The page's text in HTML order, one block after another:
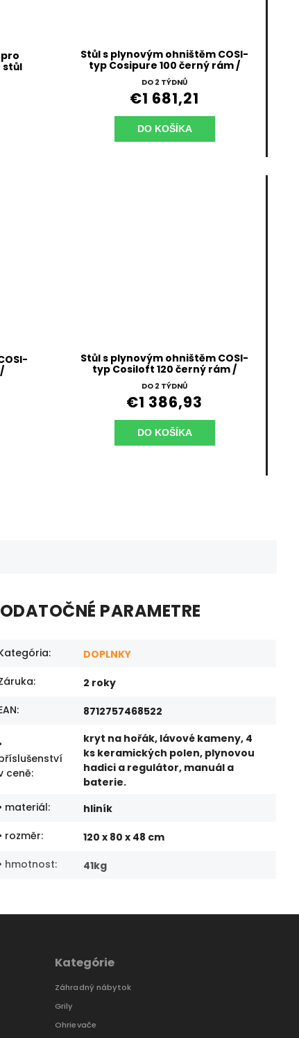
stůl
Stůl s plynovým ohništěm COSI-
typ Cosipure 100 černý rám /
černá deska
DO 2 TÝDNŮ
€1 681,21
DO KOŠÍKA
Stůl s plynovým ohništěm COSI-
typ Cosiloft 120 černý rám /
černá deska
DO 2 TÝDNŮ
€1 386,93
DO KOŠÍKA
PARAMETRE
:
DOPLNKY
:
2 roky
: 8712757468522
ceně:
kryt na hořák, lávové kameny, 4
ks keramických polen, plynovou
hadici a regulátor, manuál a
baterie.
materiál:
hliník
rozměr:
120 x 80 x 48 cm
hmotnost: 41kg
Kategórie
Záhradný nábytok
Grily
Ohrievače